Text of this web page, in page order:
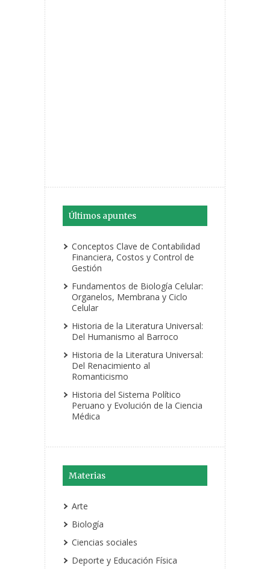
Últimos apuntes
Conceptos Clave de Contabilidad
Financiera, Costos y Control de
Gestión
Fundamentos de Biología Celular:
Organelos, Membrana y Ciclo
Celular
Historia de la Literatura Universal:
Del Humanismo al Barroco
Historia de la Literatura Universal:
Del Renacimiento al
Romanticismo
Historia del Sistema Político
Peruano y Evolución de la Ciencia
Médica
Materias
Arte
Biología
Ciencias sociales
Deporte y Educación Física